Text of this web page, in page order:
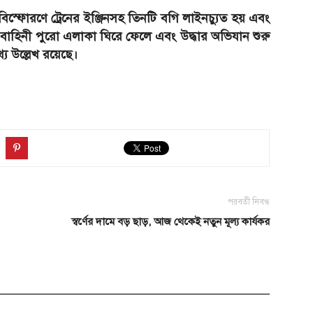
বিস্ফোরণে ট্রেনের ইঞ্জিনসহ তিনটি বগি লাইনচ্যুত হয় এবং
পুরো এলাকা ঘিরে ফেলে এবং উদ্ধার অভিযান শুরু
উল্লেখ রয়েছে।
পরবর্তী নিবন্ধ
স্বর্ণের দামে বড় ছাড়, আজ থেকেই নতুন মূল্য কার্যকর